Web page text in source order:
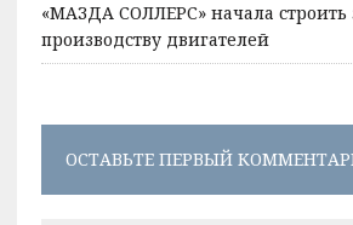
«МАЗДА СОЛЛЕРС» начала строить
производству двигателей
ОСТАВЬТЕ ПЕРВЫЙ